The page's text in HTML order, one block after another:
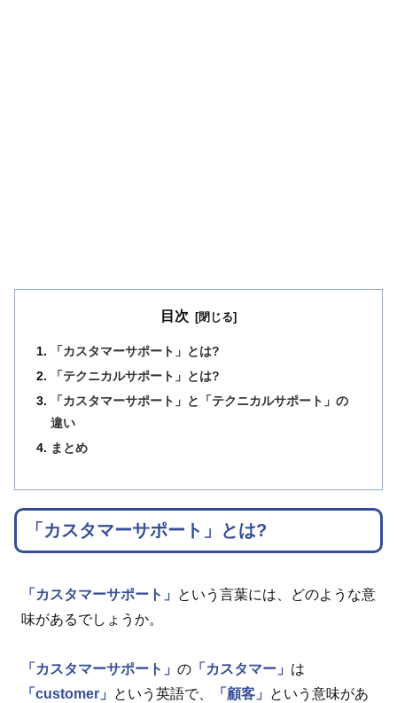
目次
「カスタマーサポート」とは?
「テクニカルサポート」とは?
「カスタマーサポート」と「テクニカルサポート」の
違い
まとめ
「カスタマーサポート」とは?
「カスタマーサポート」
という言葉には、どのような意
味があるでしょうか。
「カスタマーサポート」 の 「カスタマー」 は
「customer」
という英語で、 「顧客」
という意味があ